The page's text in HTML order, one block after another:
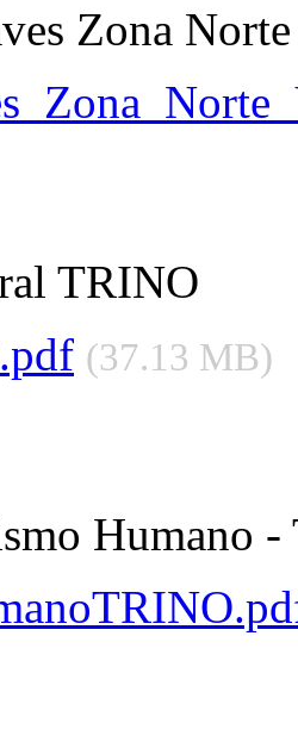
Zona
TRINO
(37.13 MB)
Humano